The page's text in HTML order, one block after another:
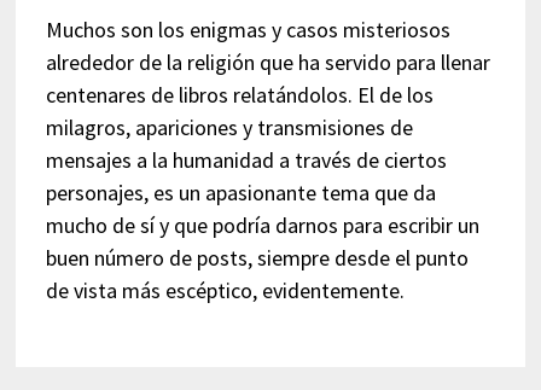
Muchos son los enigmas y casos misteriosos
alrededor de la religión que ha servido para llenar
centenares de libros relatándolos. El de los
milagros, apariciones y transmisiones de
mensajes a la humanidad a través de ciertos
personajes, es un apasionante tema que da
mucho de sí y que podría darnos para escribir un
buen número de posts, siempre desde el punto
de vista más escéptico, evidentemente.